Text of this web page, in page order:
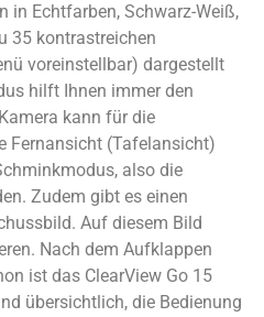
in Echtfarben, Schwarz-Weiß,
35 kontrastreichen
voreinstellbar) dargestellt
hilft Ihnen immer den
kann für die
Fernansicht (Tafelansicht)
also die
Zudem gibt es einen
Auf diesem Bild
Nach dem Aufklappen
ist das ClearView Go 15
übersichtlich, die Bedienung